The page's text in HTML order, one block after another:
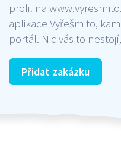
profil na
aplikace Vyřešmito,
portál. Nic vás to
Přidat zakázku